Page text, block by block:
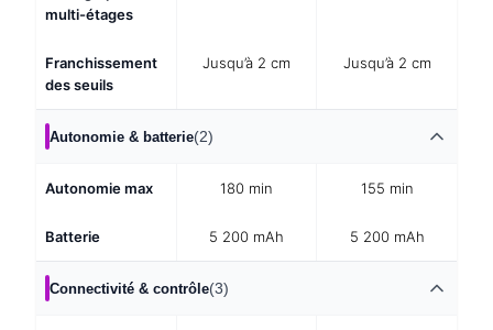
multi-étages
Franchissement
des seuils
Jusqu’à 2 cm Jusqu’à 2 cm
Autonomie & batterie(2)
Autonomie max 180 min 155 min
Batterie 5 200 mAh 5 200 mAh
Connectivité & contrôle(3)